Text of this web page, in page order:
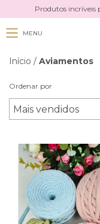
Produtos incríveis
MENU
Início / Aviamentos
Ordenar por